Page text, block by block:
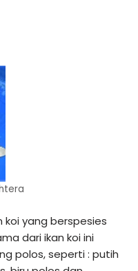
koi yang berspesies
dari ikan koi ini
polos, seperti : putih